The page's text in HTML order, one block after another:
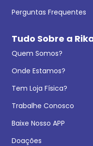
Perguntas Frequentes
Tudo Sobre a
Quem Somos?
Onde Estamos?
Tem Loja Física?
Trabalhe Conosco
Baixe Nosso APP
Doações